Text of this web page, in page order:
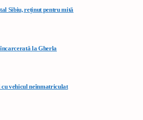
Sibiu, reținut pentru mită
la Gherla
vehicul neînmatriculat